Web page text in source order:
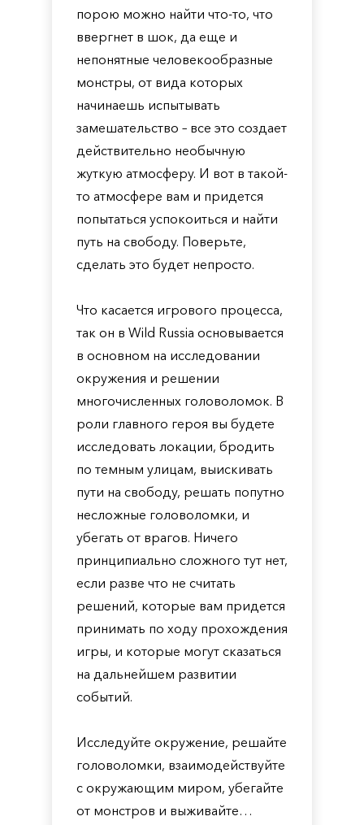
порою можно найти что-то, что
ввергнет в шок, да еще и
непонятные человекообразные
монстры, от вида которых
начинаешь испытывать
замешательство – все это создает
действительно необычную
жуткую атмосферу. И вот в такой-
то атмосфере вам и придется
попытаться успокоиться и найти
путь на свободу. Поверьте,
сделать это будет непросто.
Что касается игрового процесса,
так он в Wild Russia основывается
в основном на исследовании
окружения и решении
многочисленных головоломок. В
роли главного героя вы будете
исследовать локации, бродить
по темным улицам, выискивать
пути на свободу, решать попутно
несложные головоломки, и
убегать от врагов. Ничего
принципиально сложного тут нет,
если разве что не считать
решений, которые вам придется
принимать по ходу прохождения
игры, и которые могут сказаться
на дальнейшем развитии
событий.
Исследуйте окружение, решайте
головоломки, взаимодействуйте
с окружающим миром, убегайте
от монстров и выживайте…